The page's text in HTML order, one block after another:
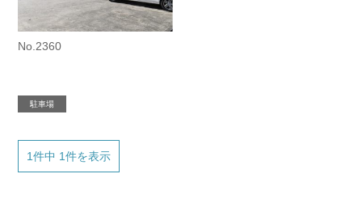
No.2360
駐車場
1件中 1件を表示